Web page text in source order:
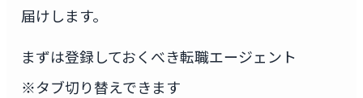
届けします。
まずは登録しておくべき転職エージェント
※タブ切り替えできます